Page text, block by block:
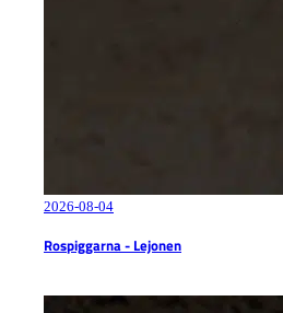
2026-08-04
Rospiggarna - Lejonen